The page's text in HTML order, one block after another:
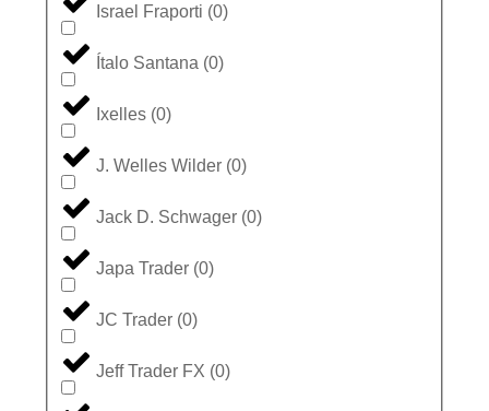
Israel Fraporti (0)
Ítalo Santana (0)
Ixelles (0)
J. Welles Wilder (0)
Jack D. Schwager (0)
Japa Trader (0)
JC Trader (0)
Jeff Trader FX (0)